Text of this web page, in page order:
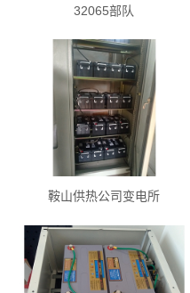
32065部队
鞍山供热公司变电所